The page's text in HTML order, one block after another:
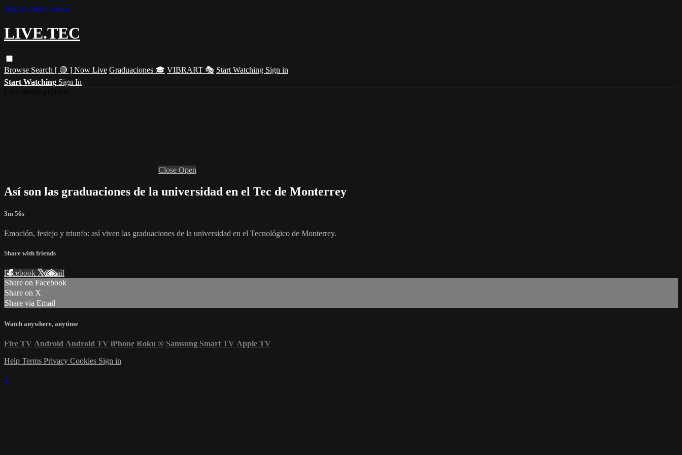
Skip to main content
LIVE.TEC
Browse Search [ 🔴 ] Now Live Graduaciones 🎓 VIBRART 🎭 Start Watching Sign in
Start Watching Sign In
Close Open
Así son las graduaciones de la universidad en el Tec de Monterrey
3m 56s
Emoción, festejo y triunfo: así viven las graduaciones de la universidad en el Tecnológico de Monterrey.
Share with friends
Facebook XEmail
Share on Facebook
Share on X
Share via Email
Watch anywhere, anytime
Fire TV Android Android TV iPhone Roku ® Samsung Smart TV Apple TV
Help Terms Privacy Cookies Sign in
×